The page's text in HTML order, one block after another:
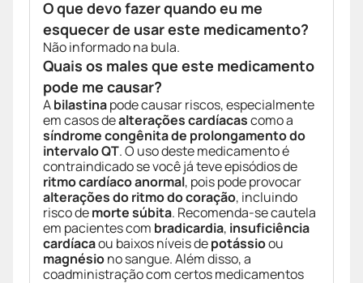
O que devo fazer quando eu me
esquecer de usar este medicamento?
Não informado na bula.
Quais os males que este medicamento
pode me causar?
Abilastinapode causar riscos, especialmente
em casos dealterações cardíacascomo a
síndrome congênita de prolongamento do
intervalo QT. O uso deste medicamento é
contraindicado se você já teve episódios de
ritmo cardíaco anormal, pois pode provocar
alterações do ritmo do coração, incluindo
risco demorte súbita. Recomenda-se cautela
em pacientes com bradicardia, insuficiência
cardíacaou baixos níveis depotássioou
magnésiono sangue. Além disso, a
coadministração com certos medicamentos